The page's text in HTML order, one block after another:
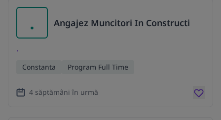
. Angajez Muncitori In Constructi
.
Constanta Program Full Time
4 săptămâni în urmă